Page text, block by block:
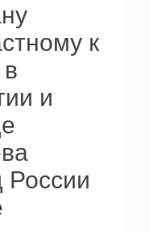
к
и
России